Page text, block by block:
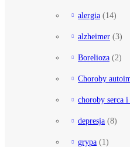
alergia (14)
alzheimer (3)
Borelioza (2)
Choroby
choroby serca i
depresja (8)
grypa (1)